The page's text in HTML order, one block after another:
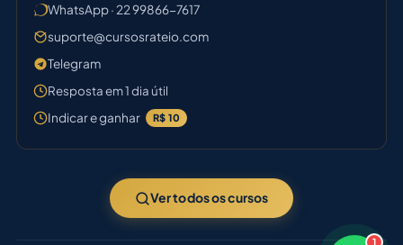
1
WhatsApp · 22 99866-7617
suporte@cursosrateio.com
Telegram
Resposta em 1 dia útil
Indicar e ganhar
R$ 10
Ver todos os cursos